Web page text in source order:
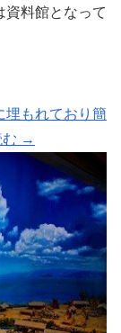
資料館となって
埋もれており簡
む →